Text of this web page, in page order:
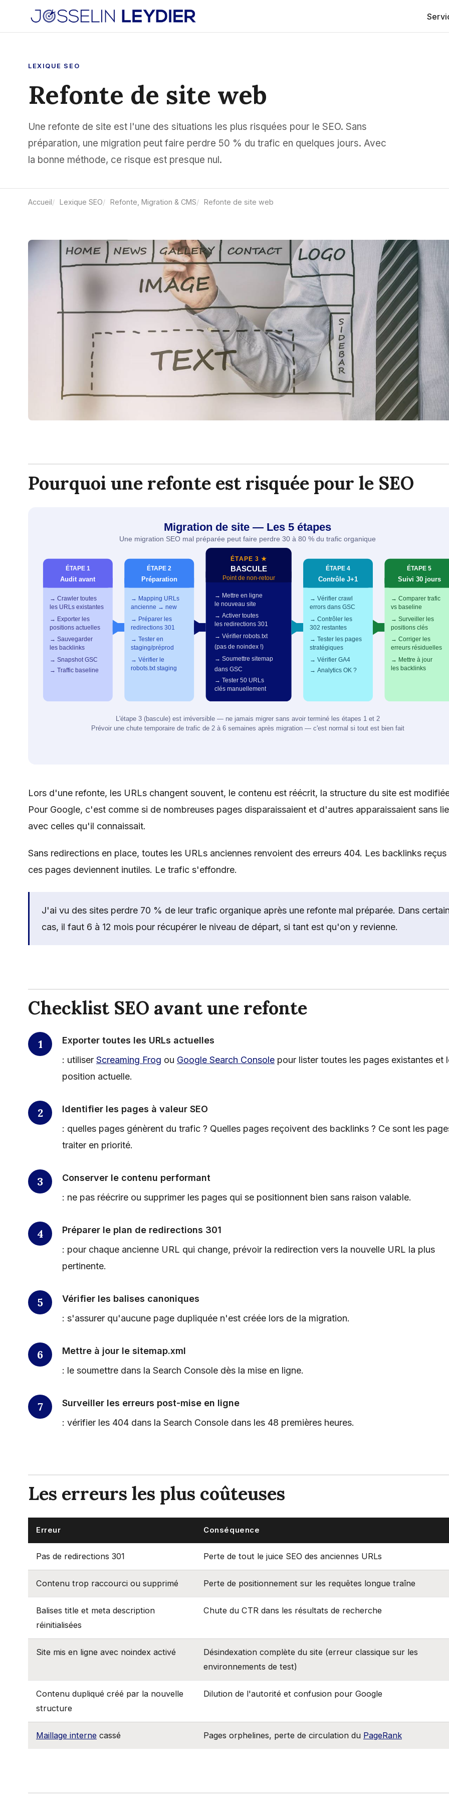
LEXIQUE SEO
Refonte de site web
Une refonte de site est l'une des situations les plus risquées pour le SEO. Sans
préparation, une migration peut faire perdre 50 % du trafic en quelques jours. Avec
la bonne méthode, ce risque est presque nul.
Accueil Lexique SEO Refonte, Migration & CMS Refonte de site web
Pourquoi une refonte est risquée pour le SEO
Lors d'une refonte, les URLs changent souvent, le contenu est réécrit, la structure du site est
Pour Google, c'est comme si de nombreuses pages disparaissaient et d'autres apparaissaient sans
avec celles qu'il connaissait.
Sans redirections en place, toutes les URLs anciennes renvoient des erreurs 404. Les backlinks reçus
ces pages deviennent inutiles. Le trafic s'effondre.
J'ai vu des sites perdre 70 % de leur trafic organique après une refonte mal préparée. Dans
cas, il faut 6 à 12 mois pour récupérer le niveau de départ, si tant est qu'on y revienne.
Checklist SEO avant une refonte
Exporter toutes les URLs actuelles
: utiliser Screaming Frog ou Google Search Console pour lister toutes les pages existantes et
position actuelle.
Identifier les pages à valeur SEO
: quelles pages génèrent du trafic ? Quelles pages reçoivent des backlinks ? Ce sont les
traiter en priorité.
Conserver le contenu performant
: ne pas réécrire ou supprimer les pages qui se positionnent bien sans raison valable.
Préparer le plan de redirections 301
: pour chaque ancienne URL qui change, prévoir la redirection vers la nouvelle URL la plus
pertinente.
Vérifier les balises canoniques
: s'assurer qu'aucune page dupliquée n'est créée lors de la migration.
Mettre à jour le sitemap.xml
: le soumettre dans la Search Console dès la mise en ligne.
Surveiller les erreurs post-mise en ligne
: vérifier les 404 dans la Search Console dans les 48 premières heures.
Les erreurs les plus coûteuses
Erreur Conséquence
Pas de redirections 301 Perte de tout le juice SEO des anciennes URLs
Contenu trop raccourci ou supprimé Perte de positionnement sur les requêtes longue traîne
Balises title et meta description
réinitialisées
Chute du CTR dans les résultats de recherche
Site mis en ligne avec noindex activé
Désindexation complète du site (erreur classique sur les
environnements de test)
Contenu dupliqué créé par la nouvelle
structure
Dilution de l'autorité et confusion pour Google
Maillage interne cassé Pages orphelines, perte de circulation du PageRank